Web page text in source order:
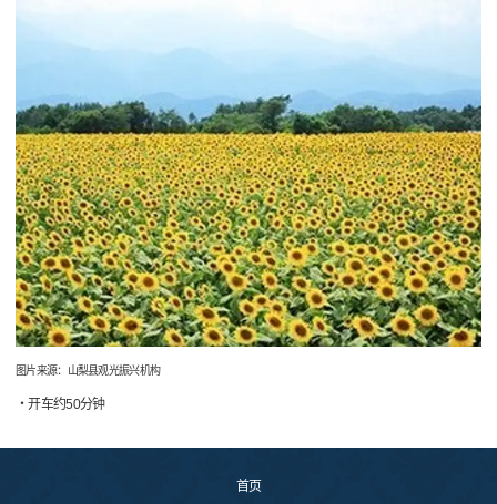
图片来源：山梨县观光振兴机构
・开车约50分钟
首页